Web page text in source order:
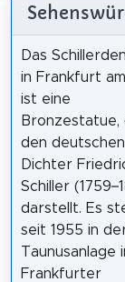
Das
in Frankfurt
ist eine
Bronzestatue,
den deutschen
Dichter
Schiller
darstellt. Es
seit 1955 in
Taunusanlage
Frankfurter